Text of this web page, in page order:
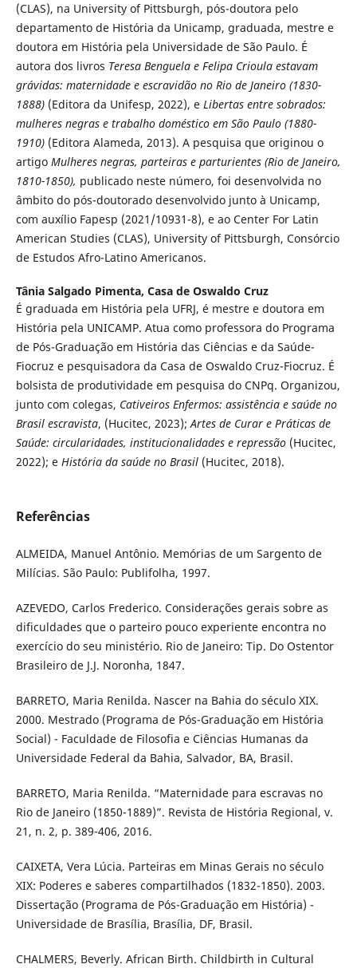
(CLAS), na University of Pittsburgh, pós-doutora pelo
departamento de História da Unicamp, graduada, mestre e
doutora em História pela Universidade de São Paulo. É
autora dos livros Teresa Benguela e Felipa Crioula estavam
grávidas: maternidade e escravidão no Rio de Janeiro (1830-
1888)(Editora da Unifesp, 2022), e Libertas entre sobrados:
mulheres negras e trabalho doméstico em São Paulo (1880-
1910)(Editora Alameda, 2013). A pesquisa que originou o
artigo Mulheres negras, parteiras e parturientes (Rio de Janeiro,
1810-1850), publicado neste número, foi desenvolvida no
âmbito do pós-doutorado desenvolvido junto à Unicamp,
com auxílio Fapesp (2021/10931-8), e ao Center For Latin
American Studies (CLAS), University of Pittsburgh, Consórcio
de Estudos Afro-Latino Americanos.
Tânia Salgado Pimenta, Casa de Oswaldo Cruz
É graduada em História pela UFRJ, é mestre e doutora em
História pela UNICAMP. Atua como professora do Programa
de Pós-Graduação em História das Ciências e da Saúde-
Fiocruz e pesquisadora da Casa de Oswaldo Cruz-Fiocruz. É
bolsista de produtividade em pesquisa do CNPq. Organizou,
junto com colegas, Cativeiros Enfermos: assistência e saúde no
Brasil escravista, (Hucitec, 2023);Artes de Curar e Práticas de
Saúde: circularidades, institucionalidades e repressão(Hucitec,
2022); e História da saúde no Brasil(Hucitec, 2018).
Referências
ALMEIDA, Manuel Antônio. Memórias de um Sargento de
Milícias. São Paulo: Publifolha, 1997.
AZEVEDO, Carlos Frederico. Considerações gerais sobre as
dificuldades que o parteiro pouco experiente encontra no
exercício do seu ministério. Rio de Janeiro: Tip. Do Ostentor
Brasileiro de J.J. Noronha, 1847.
BARRETO, Maria Renilda. Nascer na Bahia do século XIX.
2000. Mestrado (Programa de Pós-Graduação em História
Social) - Faculdade de Filosofia e Ciências Humanas da
Universidade Federal da Bahia, Salvador, BA, Brasil.
BARRETO, Maria Renilda. “Maternidade para escravas no
Rio de Janeiro (1850-1889)”. Revista de História Regional, v.
21, n. 2, p. 389-406, 2016.
CAIXETA, Vera Lúcia. Parteiras em Minas Gerais no século
XIX: Poderes e saberes compartilhados (1832-1850). 2003.
Dissertação (Programa de Pós-Graduação em História) -
Universidade de Brasília, Brasília, DF, Brasil.
CHALMERS, Beverly. African Birth. Childbirth in Cultural